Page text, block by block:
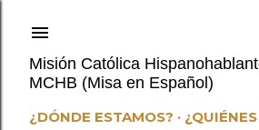
Misión Católica
MCHB (Misa en Español)
¿DÓNDE ESTAMOS?